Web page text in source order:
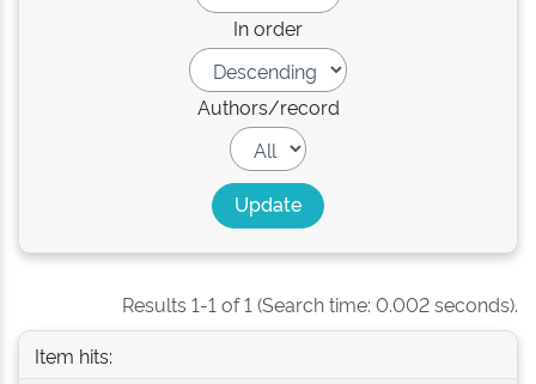
In order
Authors/record
Results 1-1 of 1 (Search time: 0.002 seconds).
Item hits: